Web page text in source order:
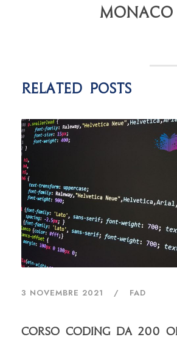
Monaco
Related Posts
3 NOVEMBRE 2021 FAD
Corso Coding da 200